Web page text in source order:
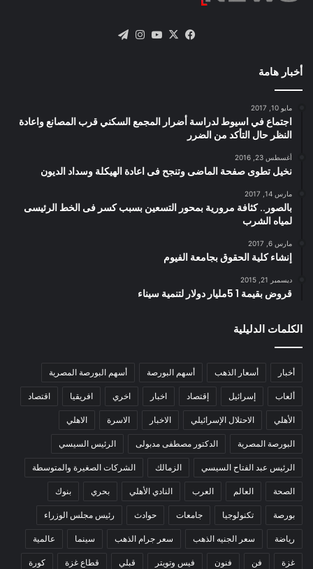
فيسبوك
X يوتيوبانستقرام
أخبار هامة
مايو 10, 2017
اجتماع في اسيوط لدراسة أضرار المجمع السكني قرب المصانع واعادة
النظر حال التأكد من الضرر
أغسطس 23, 2016
نخيل تطوى صفحة الماضى وتنجح فى اعادة الهيكلة وسداد الديون
مارس 14, 2017
بالصور.. كثافة مرورية بمحور التسعين بسبب كسر فى الخط الرئيسى
لمياه الشرب
مارس 6, 2017
إنشاء كلية الحقوق بجامعة الفيوم
ديسمبر 21, 2015
قروض بقيمة 1 5مليار دولار لتنمية سيناء
الكلمات الدليلية
أخبار أسعار الذهب أسهم البورصة أسهم البورصة المصرية
ألعاب إسرائيل إقتصاد اخبار اخري افريقيا اقتصاد
الأهلي الاحتلال الإسرائيلي الاخبار الاسرة الاهلي
البورصة المصرية الدكتور مصطفى مدبولى الرئيس السيسي
الرئيس عبد الفتاح السيسي الزمالك الشركات الصغيرة والمتوسطة
الصحة العالم العرب النادي الأهلي بحري بنوك
بورصة تكنولوجيا جامعات حوادث رئيس مجلس الوزراء
رياضة سعر الجنيه الذهب سعر جرام الذهب سينما عالمية
غزة فن فنون فيس وتويتر قبلي قطاع غزة كورة